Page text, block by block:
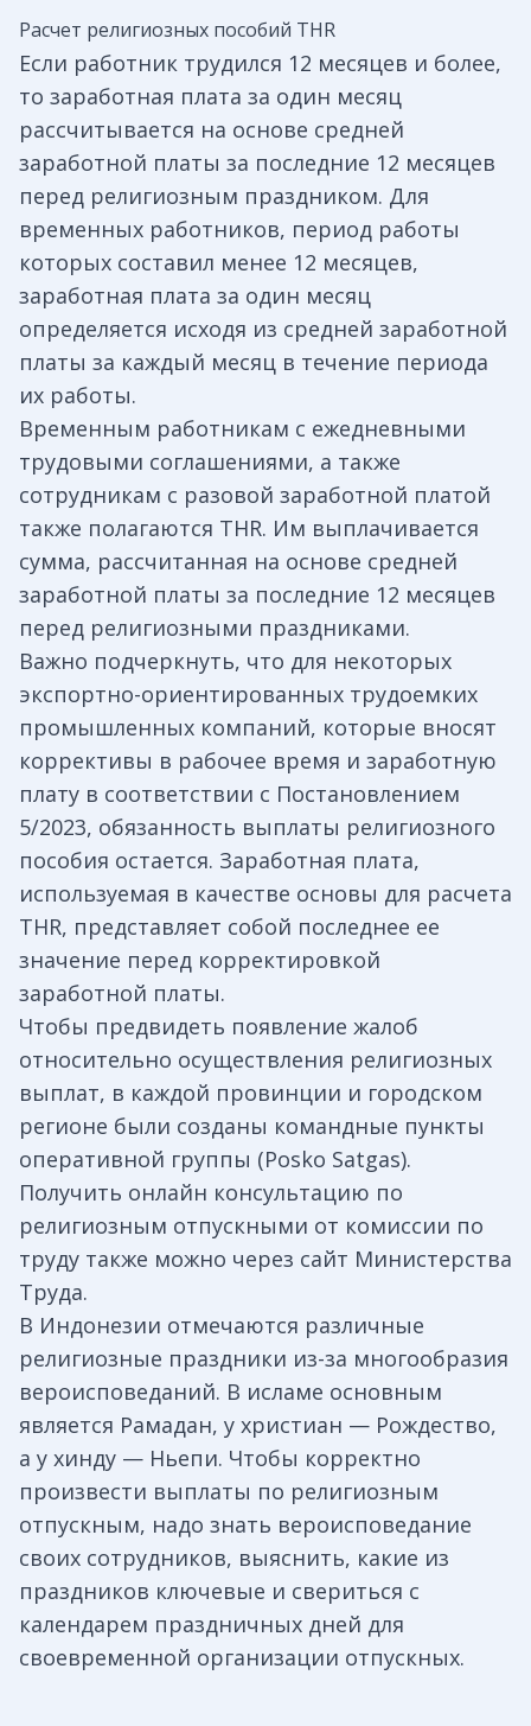
Расчет религиозных пособий THR
Если работник трудился 12 месяцев и более,
то заработная плата за один месяц
рассчитывается на основе средней
заработной платы за последние 12 месяцев
перед религиозным праздником. Для
временных работников, период работы
которых составил менее 12 месяцев,
заработная плата за один месяц
определяется исходя из средней заработной
платы за каждый месяц в течение периода
их работы.
Временным работникам с ежедневными
трудовыми соглашениями, а также
сотрудникам с разовой заработной платой
также полагаются THR. Им выплачивается
сумма, рассчитанная на основе средней
заработной платы за последние 12 месяцев
перед религиозными праздниками.
Важно подчеркнуть, что для некоторых
экспортно-ориентированных трудоемких
промышленных компаний, которые вносят
коррективы в рабочее время и заработную
плату в соответствии с Постановлением
5/2023, обязанность выплаты религиозного
пособия остается. Заработная плата,
используемая в качестве основы для расчета
THR, представляет собой последнее ее
значение перед корректировкой
заработной платы.
Чтобы предвидеть появление жалоб
относительно осуществления религиозных
выплат, в каждой провинции и городском
регионе были созданы командные пункты
оперативной группы (Posko Satgas).
Получить онлайн консультацию по
религиозным отпускными от комиссии по
труду также можно через сайт Министерства
Труда.
В Индонезии отмечаются различные
религиозные праздники из-за многообразия
вероисповеданий. В исламе основным
является Рамадан, у христиан — Рождество,
а у хинду — Ньепи. Чтобы корректно
произвести выплаты по религиозным
отпускным, надо знать вероисповедание
своих сотрудников, выяснить, какие из
праздников ключевые и свериться с
календарем праздничных дней для
своевременной организации отпускных.